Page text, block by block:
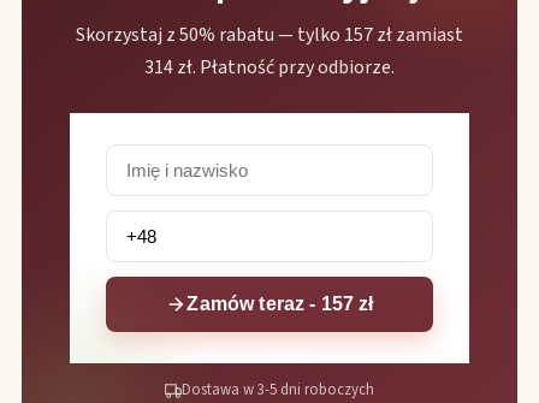
Skorzystaj z 50% rabatu — tylko 157 zł zamiast
314 zł. Płatność przy odbiorze.
Zamów teraz - 157 zł
Dostawa w 3-5 dni roboczych